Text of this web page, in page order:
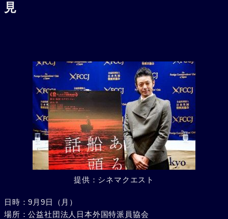
見
提供：シネマクエスト
日時：9月9日（月）
場所：公益社団法人日本外国特派員協会